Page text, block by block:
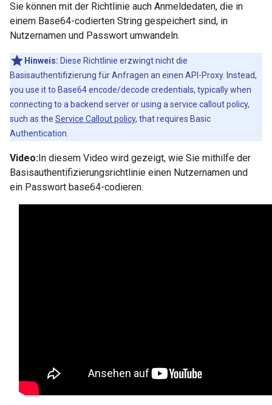
Sie können mit der Richtlinie auch Anmeldedaten, die in
einem Base64-codierten String gespeichert sind, in
Nutzernamen und Passwort umwandeln.
Hinweis: Diese Richtlinie erzwingt nicht die
Basisauthentifizierung für Anfragen an einen API-Proxy. Instead,
you use it to Base64 encode/decode credentials, typically when
connecting to a backend server or using a service callout policy,
such as the Service Callout policy, that requires Basic
Authentication.
Video:In diesem Video wird gezeigt, wie Sie mithilfe der
Basisauthentifizierungsrichtlinie einen Nutzernamen und
ein Passwort base64-codieren.